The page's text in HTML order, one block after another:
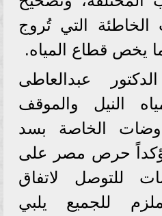
الخاطئة التي تُروج
يخص قطاع المياه.
عبدالعاطى
النيل والموقف
الخاصة بسد
مؤكداً حرص مصر على
للتوصل لاتفاق
للجميع يلبي